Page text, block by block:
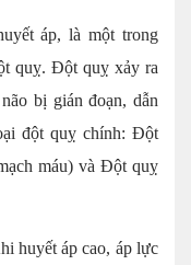
áp, là một trong
quỵ. Đột quỵ xảy ra
bị gián đoạn, dẫn
đột quỵ chính: Đột
máu) và Đột quỵ
huyết áp cao, áp lực